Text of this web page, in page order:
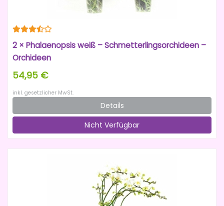
2 × Phalaenopsis weiß – Schmetterlingsorchideen –
Orchideen
54,95 €
inkl. gesetzlicher MwSt.
Details
Nicht Verfügbar